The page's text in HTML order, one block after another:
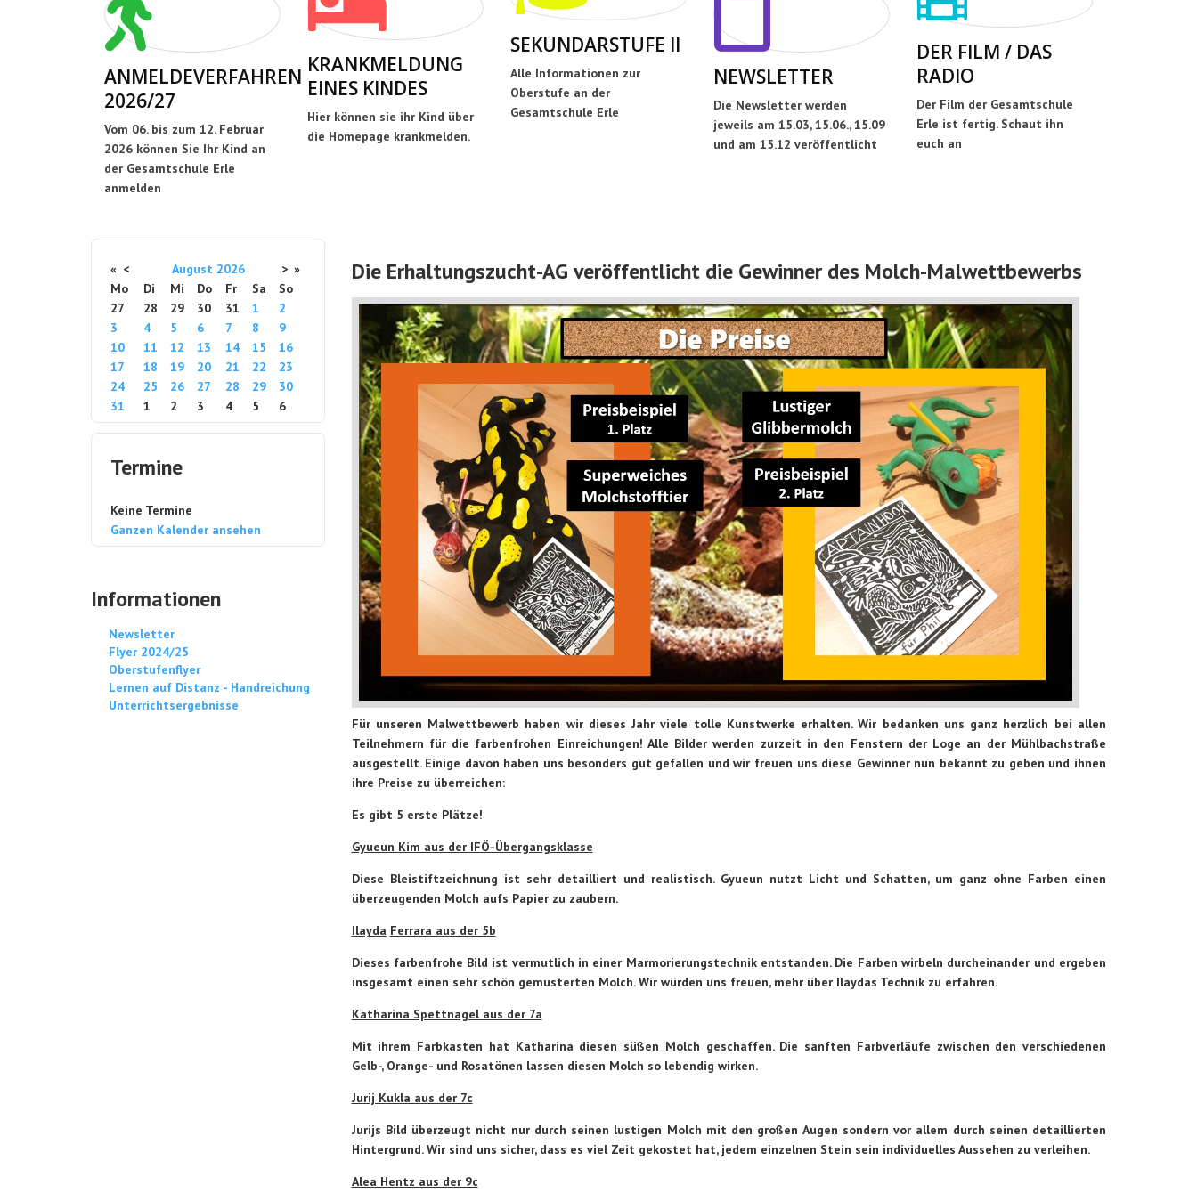
ANMELDEVERFAHREN
2026/27
Vom 06. bis zum 12. Februar
2026 können Sie Ihr Kind an
der Gesamtschule Erle
anmelden
KRANKMELDUNG
EINES KINDES
Hier können sie ihr Kind über
die Homepage krankmelden.
SEKUNDARSTUFE II
Alle Informationen zur
Oberstufe an der
Gesamtschule Erle
NEWSLETTER
Die Newsletter werden
jeweils am 15.03, 15.06., 15.09
und am 15.12 veröffentlicht
DER FILM / DAS
RADIO
Der Film der Gesamtschule
Erle ist fertig. Schaut ihn
euch an
« < August 2026 > »
Mo
Di Mi Do Fr Sa
So
27
28 29 30 31 1
2
3
4 5 6 7 8
9
10
11 12 13 14 15
16
17
18 19 20 21 22
23
24
25 26 27 28 29
30
31
1 2 3 4 5 6
Termine
Keine Termine
Ganzen Kalender ansehen
Informationen
Newsletter
Flyer 2024/25
Oberstufenflyer
Lernen auf Distanz - Handreichung
Unterrichtsergebnisse
Die Erhaltungszucht-AG veröffentlicht die Gewinner des Molch-Malwettbewerbs
Für unseren Malwettbewerb haben wir dieses Jahr viele tolle Kunstwerke erhalten. Wir bedanken uns ganz herzlich bei allen
Teilnehmern für die farbenfrohen Einreichungen! Alle Bilder werden zurzeit in den Fenstern der Loge an der Mühlbachstraße
ausgestellt. Einige davon haben uns besonders gut gefallen und wir freuen uns diese Gewinner nun bekannt zu geben und ihnen
ihre Preise zu überreichen:
Es gibt 5 erste Plätze!
Gyueun Kim aus der IFÖ-Übergangsklasse
Diese Bleistiftzeichnung ist sehr detailliert und realistisch. Gyueun nutzt Licht und Schatten, um ganz ohne Farben einen
überzeugenden Molch aufs Papier zu zaubern.
Ilayda Ferrara aus der 5b
Dieses farbenfrohe Bild ist vermutlich in einer Marmorierungstechnik entstanden. Die Farben wirbeln durcheinander und ergeben
insgesamt einen sehr schön gemusterten Molch. Wir würden uns freuen, mehr über Ilaydas Technik zu erfahren.
Katharina Spettnagel aus der 7a
Mit ihrem Farbkasten hat Katharina diesen süßen Molch geschaffen. Die sanften Farbverläufe zwischen den verschiedenen
Gelb-, Orange- und Rosatönen lassen diesen Molch so lebendig wirken.
Jurij Kukla aus der 7c
Jurijs Bild überzeugt nicht nur durch seinen lustigen Molch mit den großen Augen sondern vor allem durch seinen detaillierten
Hintergrund. Wir sind uns sicher, dass es viel Zeit gekostet hat, jedem einzelnen Stein sein individuelles Aussehen zu verleihen.
Alea Hentz aus der 9c